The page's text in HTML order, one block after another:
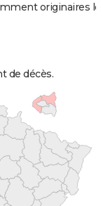
originaires
de décès.